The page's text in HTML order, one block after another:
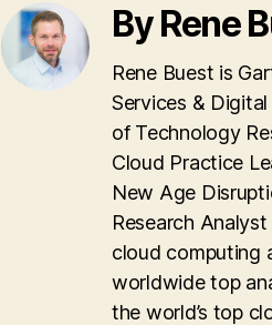
By Rene
Rene Buest is
Services &
of Technology
Cloud Practice
New Age
Research
cloud computing
worldwide top
the world’s top